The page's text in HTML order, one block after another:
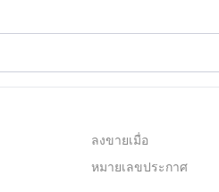
ลงขายเมื่อ
หมายเลขประกาศ